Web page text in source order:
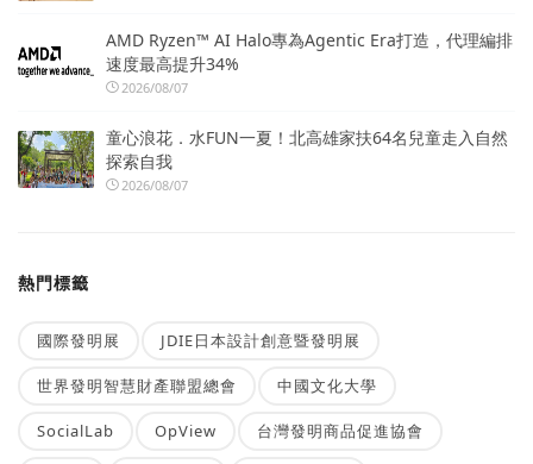
AMD Ryzen™ AI Halo專為Agentic Era打造，代理編排
速度最高提升34%
2026/08/07
童心浪花．水FUN一夏！北高雄家扶64名兒童走入自然
探索自我
2026/08/07
熱門標籤
國際發明展 JDIE日本設計創意暨發明展
世界發明智慧財產聯盟總會 中國文化大學
SocialLab OpView 台灣發明商品促進協會